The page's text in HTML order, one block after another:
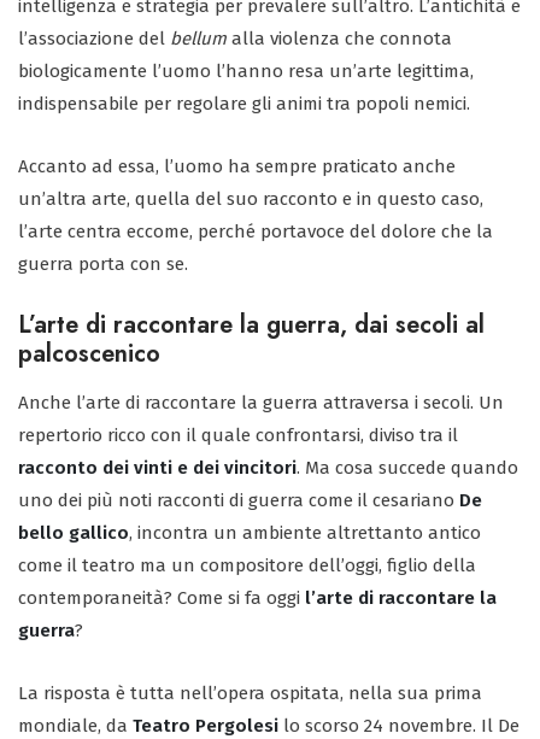
intelligenza e strategia per prevalere sull’altro. L’antichità e
l’associazione del bellum alla violenza che connota
biologicamente l’uomo l’hanno resa un’arte legittima,
indispensabile per regolare gli animi tra popoli nemici.
Accanto ad essa, l’uomo ha sempre praticato anche
un’altra arte, quella del suo racconto e in questo caso,
l’arte centra eccome, perché portavoce del dolore che la
guerra porta con se.
L’arte di raccontare la guerra, dai secoli al
palcoscenico
Anche l’arte di raccontare la guerra attraversa i secoli. Un
repertorio ricco con il quale confrontarsi, diviso tra il
racconto dei vinti e dei vincitori. Ma cosa succede quando
uno dei più noti racconti di guerra come il cesariano De
bello gallico, incontra un ambiente altrettanto antico
come il teatro ma un compositore dell’oggi, figlio della
contemporaneità? Come si fa oggi l’arte di raccontare la
guerra?
La risposta è tutta nell’opera ospitata, nella sua prima
mondiale, da Teatro Pergolesi lo scorso 24 novembre. Il De